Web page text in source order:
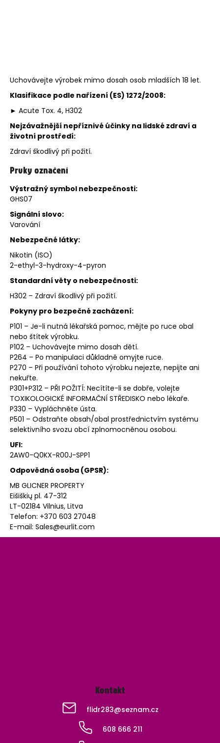
Uchovávejte výrobek mimo dosah osob mladších 18 let.
Klasifikace podle nařízení (ES) 1272/2008:
► Acute Tox. 4, H302
Nejzávažnější nepříznivé účinky na lidské zdraví a
životní prostředí:
Zdraví škodlivý při požití.
Prvky označení
Výstražný symbol nebezpečnosti:
GHS07
Signální slovo:
Varování
Nebezpečné látky:
Nikotin (ISO)
2-ethyl-3-hydroxy-4-pyron
Standardní věty o nebezpečnosti:
H302 – Zdraví škodlivý při požití.
Pokyny pro bezpečné zacházení:
P101 – Je-li nutná lékařská pomoc, mějte po ruce obal
nebo štítek výrobku.
P102 – Uchovávejte mimo dosah dětí.
P264 – Po manipulaci důkladně omyjte ruce.
P270 – Při používání tohoto výrobku nejezte, nepijte ani
nekuřte.
P301+P312 – PŘI POŽITÍ: Necítíte-li se dobře, volejte
TOXIKOLOGICKÉ INFORMAČNÍ STŘEDISKO nebo lékaře.
P330 – Vypláchněte ústa.
P501 – Odstraňte obsah/obal prostřednictvím systému
selektivního svozu obcí zplnomocněnou osobou.
UFI:
2AW0-Q0KX-R00J-SPP1
Odpovědná osoba (GPSR):
MB GLICNER PROPERTY
Eišiškių pl. 47-312
LT-02184 Vilnius, Litva
Telefon: +370 603 27048
E-mail: Sales@eurlit.com
Kontakt
flidr283@seznam.cz
608 666 211